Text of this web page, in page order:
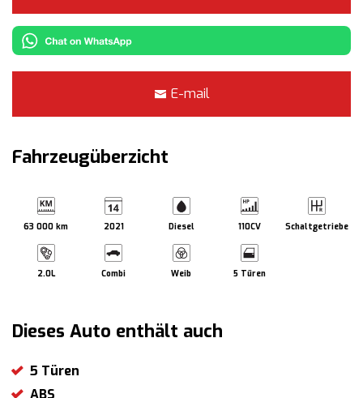
E-mail
Fahrzeugüberzicht
63 000 km 2021 Diesel 110CV Schaltgetriebe
2.0L Combi Weib 5 Türen
Dieses Auto enthält auch
5 Türen
ABS